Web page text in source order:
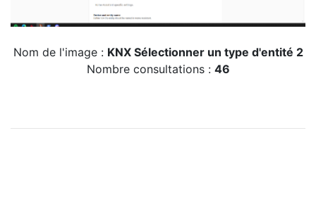
Nom de l'image : KNX Sélectionner un type d'entité 2
Nombre consultations : 46